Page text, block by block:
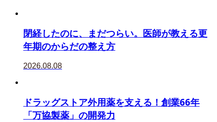
閉経したのに、まだつらい。医師が教える更
年期のからだの整え方
2026.08.08
ドラッグストア外用薬を支える！創業66年
「万協製薬」の開発力